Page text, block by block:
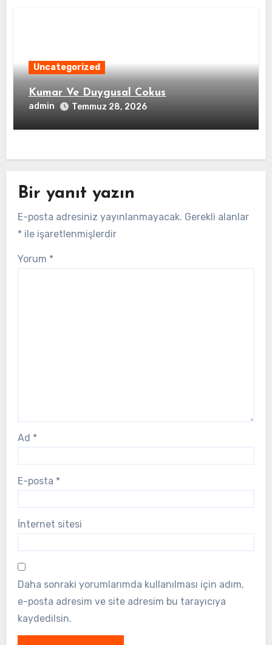
Uncategorized
Kumar Ve Duygusal Cokus
admin Temmuz 28, 2026
Bir yanıt yazın
E-posta adresiniz yayınlanmayacak. Gerekli alanlar
* ile işaretlenmişlerdir
Yorum *
Ad *
E-posta *
İnternet sitesi
Daha sonraki yorumlarımda kullanılması için adım,
e-posta adresim ve site adresim bu tarayıcıya
kaydedilsin.